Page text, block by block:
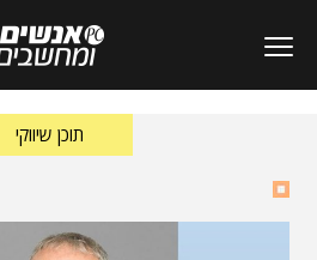
תוכן שיווקי